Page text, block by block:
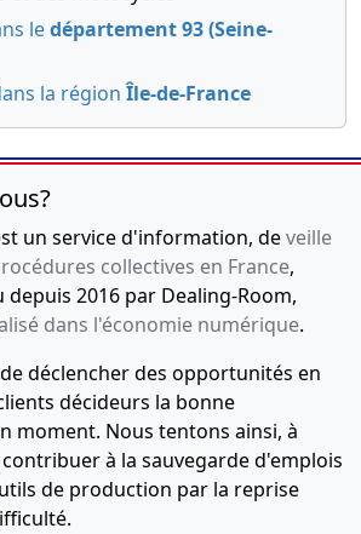
ledépartement 93 (Seine-
la région Île-de-France
un service d'information, deveille
collectives en France,
2016 par Dealing-Room,
dans l'économie numérique.
déclencher des opportunités en
décideurs la bonne
moment. Nous tentons ainsi, à
à la sauvegarde d'emplois
de production par la reprise